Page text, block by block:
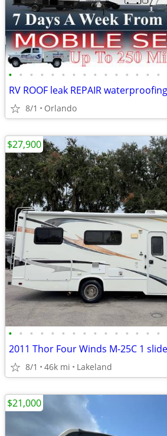
• • • • • • • • • • • • • • •
RV ROOF leak REPAIR waterproofing
8/1 Orlando
• • • • • • • • • • • • • • •
2011 Thor Four Winds M-25C 1
8/1 46k mi Lakeland
$27,900
$21,000